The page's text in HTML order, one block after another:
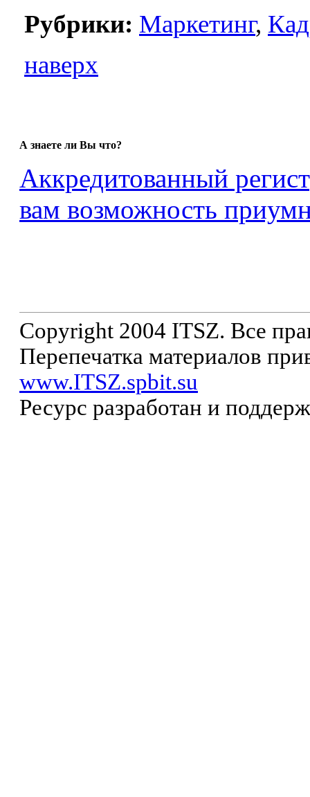
Рубрики: Маркетинг,
наверх
А знаете ли Вы что?
Аккредитованный
вам возможность
Copyright 2004 ITSZ. Все
Перепечатка материалов
www.ITSZ.spbit.su
Ресурс разработан и